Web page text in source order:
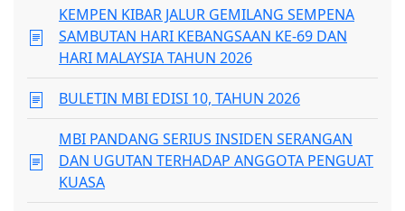
KEMPEN KIBAR JALUR GEMILANG SEMPENA
SAMBUTAN HARI KEBANGSAAN KE-69 DAN
HARI MALAYSIA TAHUN 2026
BULETIN MBI EDISI 10, TAHUN 2026
MBI PANDANG SERIUS INSIDEN SERANGAN
DAN UGUTAN TERHADAP ANGGOTA PENGUAT
KUASA